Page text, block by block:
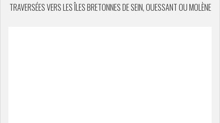
TRAVERSÉES VERS LES ÎLES BRETONNES DE SEIN, OUESSANT OU MOLÈNE